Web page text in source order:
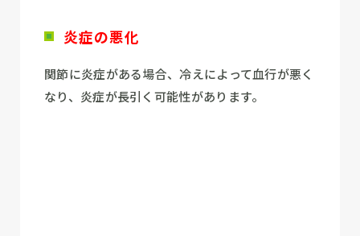
炎症の悪化
関節に炎症がある場合、冷えによって血行が悪く
なり、炎症が長引く可能性があります。